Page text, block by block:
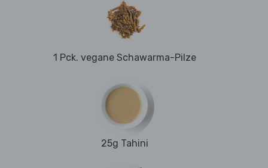
1 Pck. vegane Schawarma-Pilze
25g Tahini